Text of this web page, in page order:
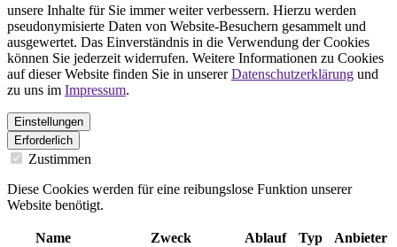
unsere Inhalte für Sie immer weiter verbessern. Hierzu werden
pseudonymisierte Daten von Website-Besuchern gesammelt und
ausgewertet. Das Einverständnis in die Verwendung der Cookies
können Sie jederzeit widerrufen. Weitere Informationen zu Cookies
auf dieser Website finden Sie in unsererDatenschutzerklärung und
zu uns im Impressum.
Einstellungen
Erforderlich
Zustimmen
Diese Cookies werden für eine reibungslose Funktion unserer
Website benötigt.
Name Zweck Ablauf Typ Anbieter